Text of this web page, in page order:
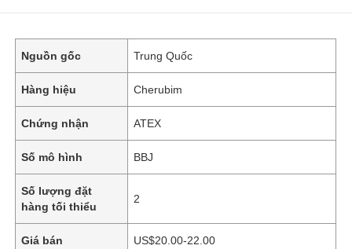
Nguồn gốc Trung Quốc
Hàng hiệu Cherubim
Chứng nhận ATEX
Số mô hình BBJ
Số lượng đặt
hàng tối thiểu
2
Giá bán US$20.00-22.00